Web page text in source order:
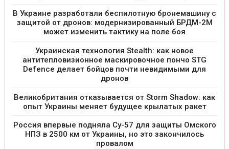
В Украине разработали беспилотную бронемашину с
защитой от дронов: модернизированный БРДМ-2М
может изменить тактику на поле боя
Украинская технология Stealth: как новое
антитепловизионное маскировочное пончо STG
Defence делает бойцов почти невидимыми для
дронов
Великобритания отказывается от Storm Shadow: как
опыт Украины меняет будущее крылатых ракет
Россия впервые подняла Су-57 для защиты Омского
НПЗ в 2500 км от Украины, но это закончилось
провалом